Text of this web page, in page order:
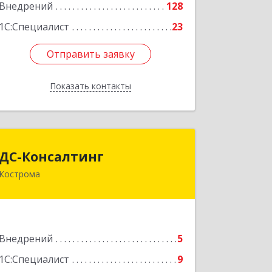
Внедрений
128
1С:Специалист
23
Отправить заявку
Показать контакты
Отправить заявку
Назад
ДС-Консалтинг
Кострома
Внедрений
5
1С:Специалист
9
Подробнее